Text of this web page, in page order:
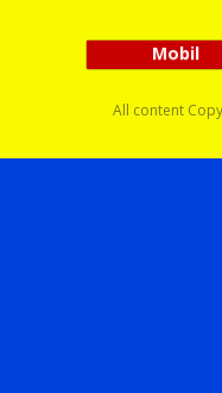
Mobil
All content